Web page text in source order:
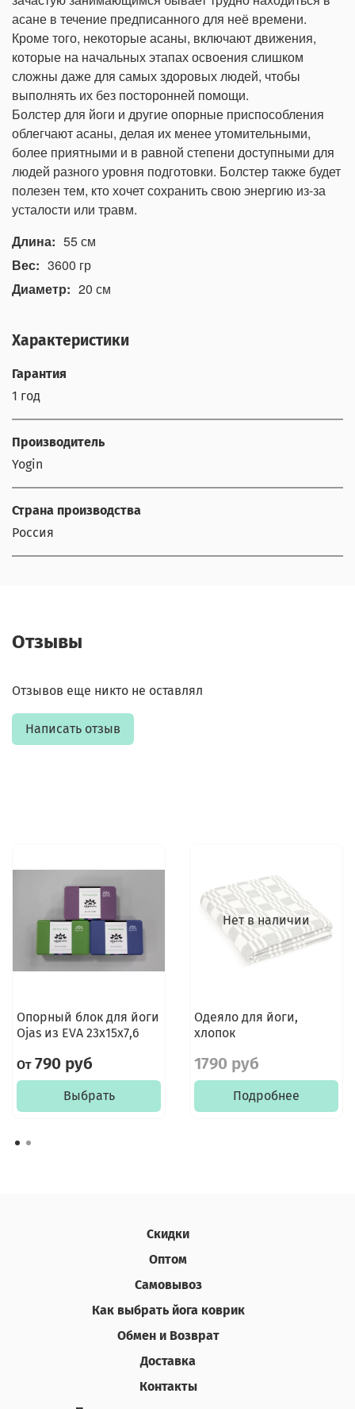
асане в течение предписанного для неё времени.
Кроме того, некоторые асаны, включают движения,
которые на начальных этапах освоения слишком
сложны даже для самых здоровых людей, чтобы
выполнять их без посторонней помощи.
Болстер для йоги и другие опорные приспособления
облегчают асаны, делая их менее утомительными,
более приятными и в равной степени доступными для
людей разного уровня подготовки. Болстер также будет
полезен тем, кто хочет сохранить свою энергию из-за
усталости или травм.
Длина: 55 см
Вес: 3600 гр
Диаметр: 20 см
Характеристики
Гарантия
1 год
Производитель
Yogin
Страна производства
Россия
Отзывы
Отзывов еще никто не оставлял
Написать отзыв
Опорный блок для йоги
Ojas из EVA 23х15х7,6
От 790 руб
Выбрать
Нет в наличии
Одеяло для йоги,
хлопок
1790 руб
Подробнее
Скидки
Оптом
Самовывоз
Как выбрать йога коврик
Обмен и Возврат
Доставка
Контакты